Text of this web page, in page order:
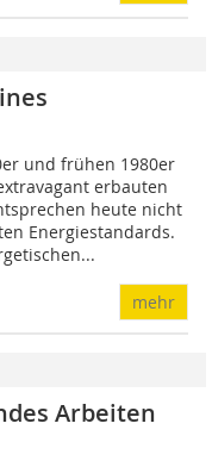
und frühen 1980er
erbauten
heute nicht
Energiestandards.
mehr
Arbeiten